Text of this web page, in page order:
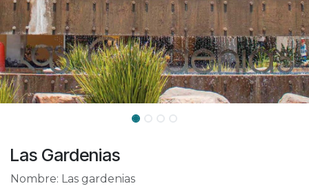
Las Gardenias
Nombre: Las gardenias